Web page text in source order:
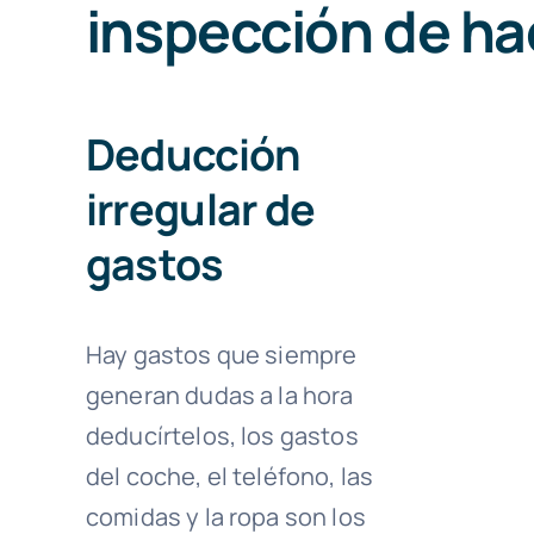
inspección de
Deducción
irregular de
gastos
Hay gastos que siempre
generan dudas a la hora
deducírtelos, los gastos
del coche, el teléfono, las
comidas y la ropa son los